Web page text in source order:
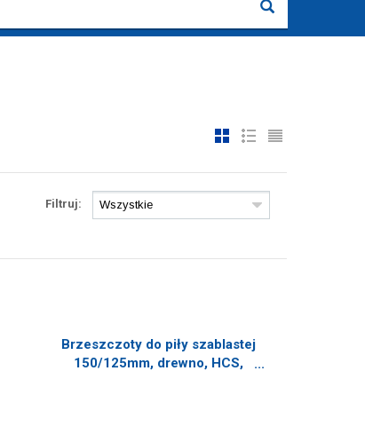
Filtruj:
Brzeszczoty do piły szablastej
150/125mm, drewno, HCS,